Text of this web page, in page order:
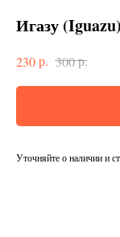
Игазу
230р. 300р.
Уточняйте о наличии и